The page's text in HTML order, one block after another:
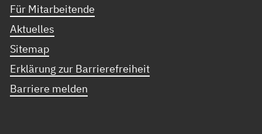
Für Mitarbeitende
Aktuelles
Sitemap
Erklärung zur Barrierefreiheit
Barriere melden